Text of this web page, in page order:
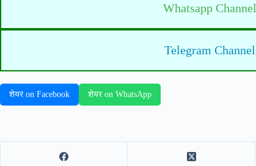
Whatsapp Channel
Telegram Channel
शेयर on Facebook शेयर on WhatsApp